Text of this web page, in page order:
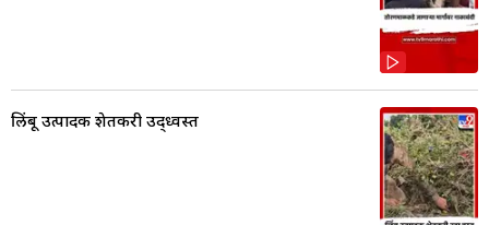
लिंबू उत्पादक शेतकरी उद्ध्वस्त